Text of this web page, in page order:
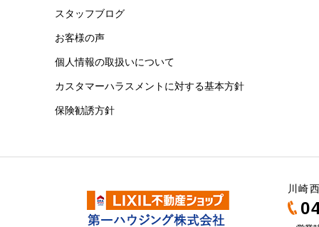
スタッフブログ
お客様の声
個人情報の取扱いについて
カスタマーハラスメントに対する基本方針
保険勧誘方針
川崎